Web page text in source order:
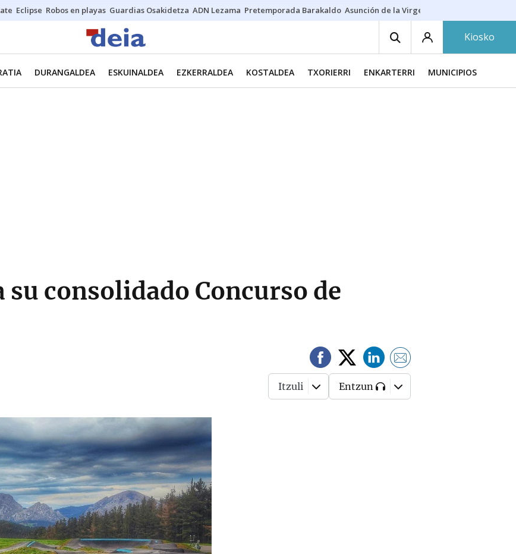
Eclipse Robos en playas Guardias Osakidetza ADN Lezama Pretemporada Barakaldo Asunción de la Virgen
Kiosko
DURANGALDEA ESKUINALDEA EZKERRALDEA KOSTALDEA TXORIERRI ENKARTERRI MUNICIPIOS
consolidado Concurso de
Itzuli Entzun